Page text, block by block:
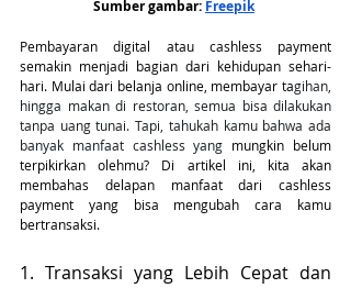
Sumber gambar: Freepik
Pembayaran digital atau cashless payment
semakin menjadi bagian dari kehidupan sehari-
hari. Mulai dari belanja online, membayar tagihan,
hingga makan di restoran, semua bisa dilakukan
tanpa uang tunai. Tapi, tahukah kamu bahwa ada
banyak manfaat cashless yang mungkin belum
terpikirkan olehmu? Di artikel ini, kita akan
membahas delapan manfaat dari cashless
payment yang bisa mengubah cara kamu
bertransaksi.
1. Transaksi yang Lebih Cepat dan